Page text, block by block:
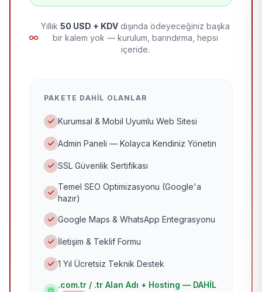
Yıllık 50 USD + KDV dışında ödeyeceğiniz başka
bir kalem yok — kurulum, barındırma, hepsi
içeride.
PAKETE DAHIL OLANLAR
Kurumsal & Mobil Uyumlu Web Sitesi
Admin Paneli — Kolayca Kendiniz Yönetin
SSL Güvenlik Sertifikası
Temel SEO Optimizasyonu (Google'a
hazır)
Google Maps & WhatsApp Entegrasyonu
İletişim & Teklif Formu
1 Yıl Ücretsiz Teknik Destek
.com.tr / .tr Alan Adı + Hosting — DAHİL